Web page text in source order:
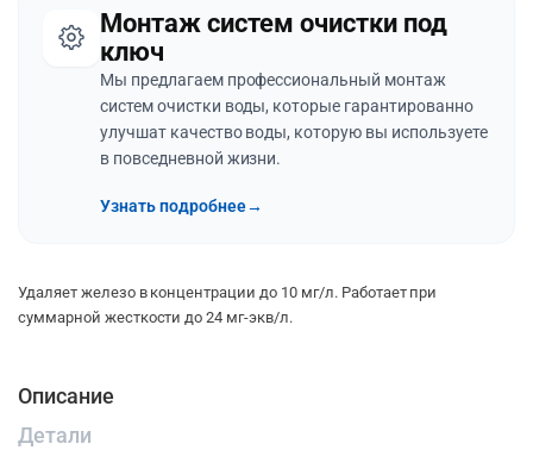
Монтаж систем очистки под
ключ
Мы предлагаем профессиональный монтаж
систем очистки воды, которые гарантированно
улучшат качество воды, которую вы используете
в повседневной жизни.
Узнать подробнее→
Удаляет железо в концентрации до 10 мг/л. Работает при
суммарной жесткости до 24 мг-экв/л.
Описание
Детали